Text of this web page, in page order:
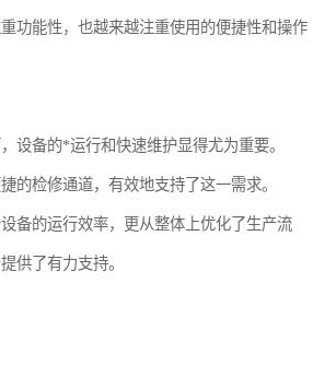
功能性，也越来越注重使用的便捷性和操作
设备的*运行和快速维护显得尤为重要。
的检修通道，有效地支持了这一需求。
备的运行效率，更从整体上优化了生产流
供了有力支持。